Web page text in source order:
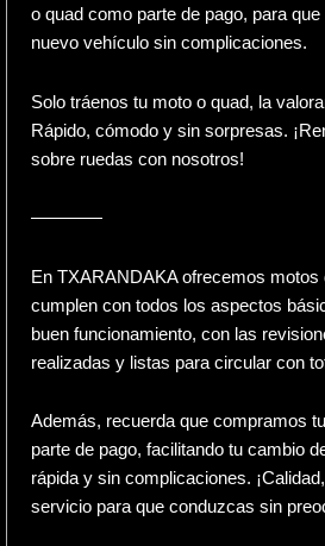
o quad como parte de pago, para
nuevo vehículo sin complicaciones.
Solo tráenos tu moto o quad, la
Rápido, cómodo y sin sorpresas.
sobre ruedas con nosotros!
————
En TXARANDAKA ofrecemos motos
cumplen con todos los aspectos
buen funcionamiento, con las
realizadas y listas para circular con
Además, recuerda que compramos
parte de pago, facilitando tu cambio
rápida y sin complicaciones.
servicio para que conduzcas sin